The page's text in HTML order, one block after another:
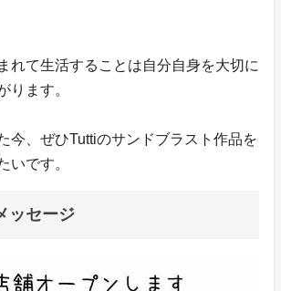
れて生活することは自分自身を大切に
ります。
今、ぜひTuttiのサンドブラスト作品を
いです。
ッセージ